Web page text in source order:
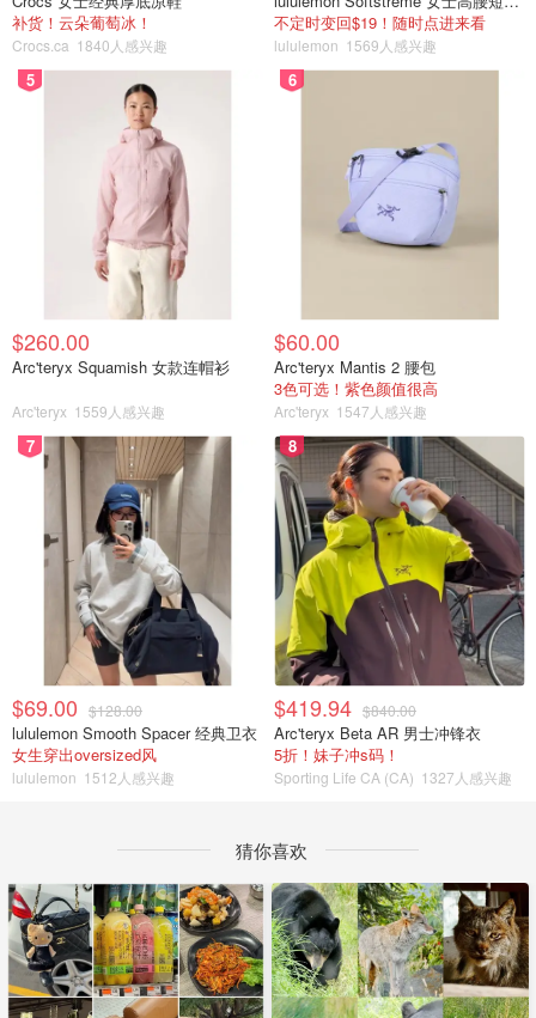
补货！云朵葡萄冰！
Crocs.ca 1840人感兴趣
不定时变回$19！随时点进来看
lululemon 1569人感兴趣
5
$260.00
Arc'teryx Squamish 女款连帽衫
Arc'teryx 1559人感兴趣
6
$60.00
Arc'teryx Mantis 2 腰包
3色可选！紫色颜值很高
Arc'teryx 1547人感兴趣
7
$69.00 $128.00
lululemon Smooth Spacer 经典卫衣
女生穿出oversized风
lululemon 1512人感兴趣
8
$419.94 $840.00
Arc'teryx Beta AR 男士冲锋衣
5折！妹子冲s码！
Sporting Life CA (CA) 1327人感兴趣
猜你喜欢